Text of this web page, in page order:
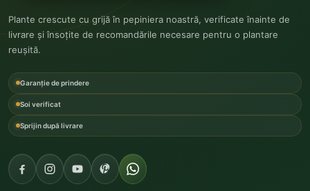
Plante crescute cu grijă în pepiniera noastră, verificate înainte de
livrare și însoțite de recomandările necesare pentru o plantare
reușită.
Garanție de prindere
Soi verificat
Sprijin după livrare